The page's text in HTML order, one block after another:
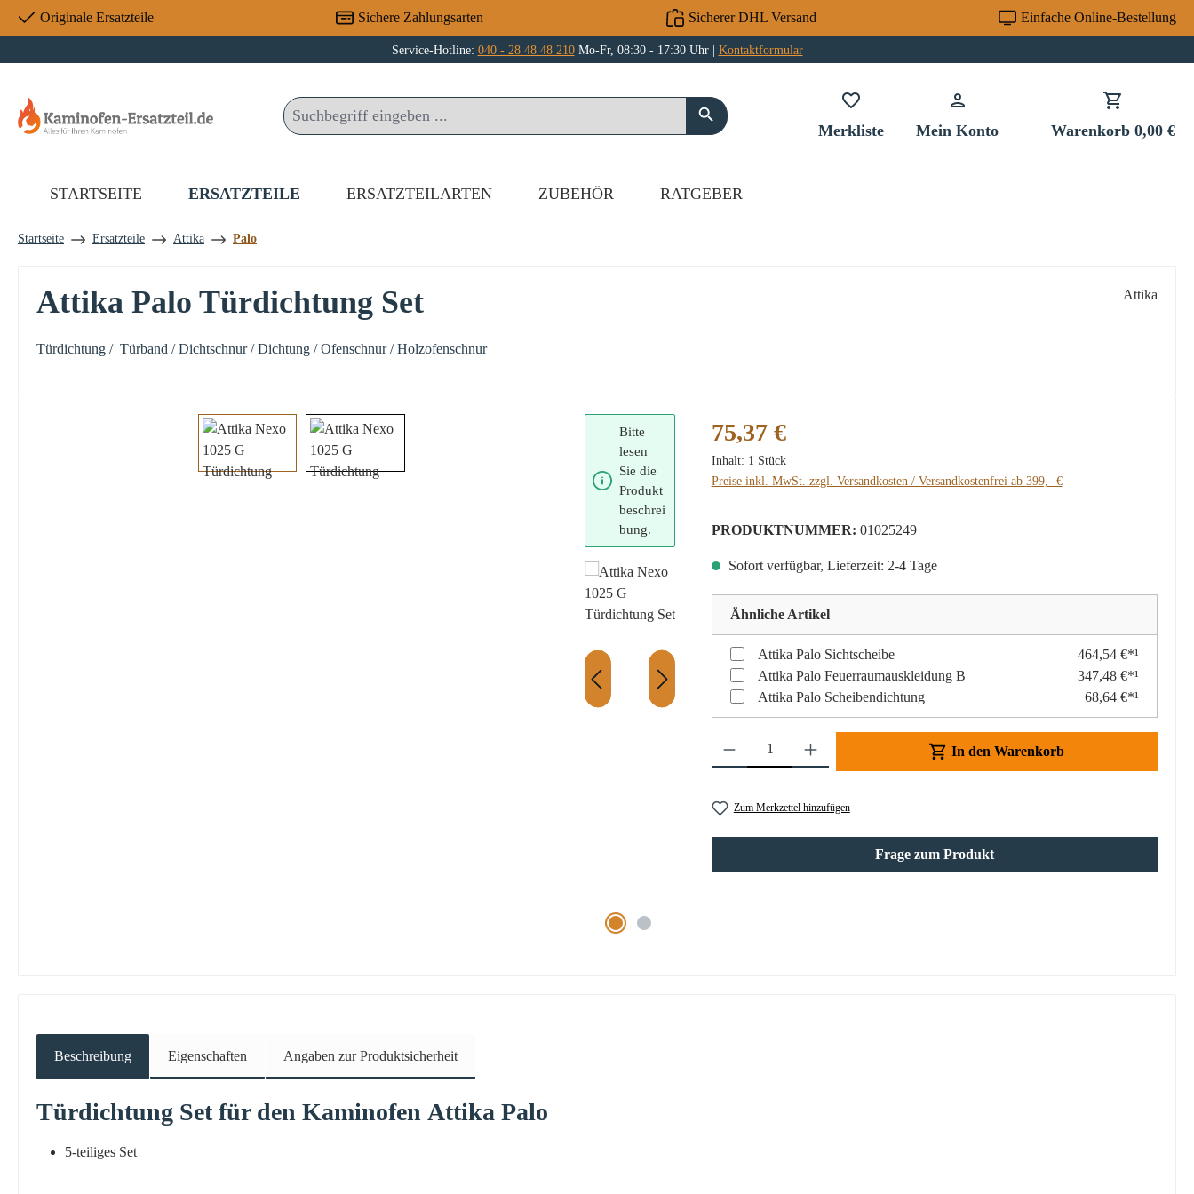
Hauptinhalt springen
Zur Suche springen
Zur Hauptnavigation springen
Originale Ersatzteile Sichere Zahlungsarten Sicherer DHL Versand Einfache Online-Bestellung
Service-Hotline: 040 - 28 48 48 210Mo-Fr, 08:30 - 17:30 Uhr | Kontaktformular
MerklisteDu hast 0 Produkte auf dem Merkzettel
Mein Konto Warenkorb 0,00 €
STARTSEITE ERSATZTEILE ERSATZTEILARTEN ZUBEHÖR RATGEBER
Startseite Ersatzteile Attika Palo
Attika Palo Türdichtung Set
Türdichtung / Türband / Dichtschnur / Dichtung / Ofenschnur / Holzofenschnur
Attika
Bitte
lesen
Sie die
Produkt
beschrei
bung.
Regulärer Preis:
75,37 €
Inhalt: 1 Stück
Preise inkl. MwSt. zzgl. Versandkosten / Versandkostenfrei ab 399,- €
PRODUKTNUMMER: 01025249
Sofort verfügbar, Lieferzeit: 2-4 Tage
Ähnliche Artikel
Attika Palo Sichtscheibe
464,54 €*¹
Attika Palo Feuerraumauskleidung B
347,48 €*¹
Attika Palo Scheibendichtung
68,64 €*¹
Produkt Anzahl: Gib den gewünschten Wert ein oder benutze die Schaltflächen um die Anzahl
In den Warenkorb
Zum Merkzettel hinzufügen
Frage zum Produkt
Beschreibung Eigenschaften Angaben zur Produktsicherheit
Türdichtung Set für den Kaminofen Attika Palo
5-teiliges Set